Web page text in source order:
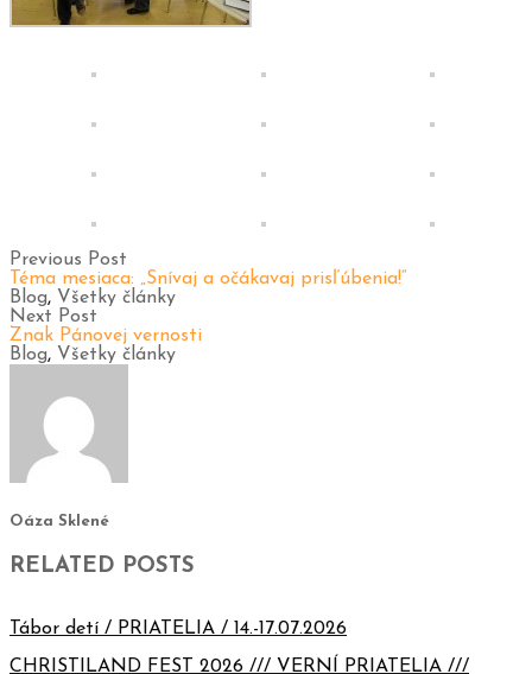
Previous Post
Téma mesiaca: „Snívaj a očákavaj prisľúbenia!“
Blog, Všetky články
Next Post
Znak Pánovej vernosti
Blog, Všetky články
Oáza Sklené
RELATED POSTS
Tábor detí / PRIATELIA / 14.-17.07.2026
CHRISTILAND FEST 2026 /// VERNÍ PRIATELIA ///